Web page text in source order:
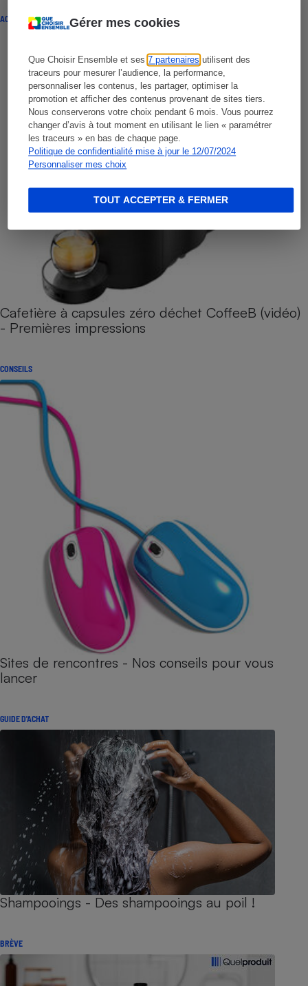
Gérer mes cookies
Que Choisir Ensemble et ses7 partenaires utilisent des
traceurs pour mesurer l’audience, la performance,
personnaliser les contenus, les partager, optimiser la
promotion et afficher des contenus provenant de sites tiers.
Nous conserverons votre choix pendant 6 mois. Vous pourrez
changer d’avis à tout moment en utilisant le lien « paramétrer
les traceurs » en bas de chaque page.
Politique de confidentialité mise à jour le 12/07/2024
Personnaliser mes choix
TOUT ACCEPTER & FERMER
ACTUALITÉ
Cafetière à capsules zéro déchet CoffeeB (vidéo)
- Premières impressions
CONSEILS
Sites de rencontres - Nos conseils pour vous
lancer
GUIDE D'ACHAT
Shampooings - Des shampooings au poil !
BRÈVE